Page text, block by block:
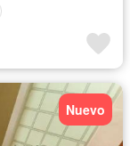
Nuevo